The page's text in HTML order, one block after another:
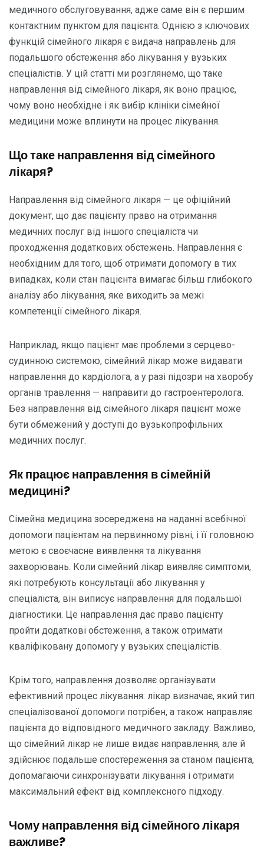
медичного обслуговування, адже саме він є першим
контактним пунктом для пацієнта. Однією з ключових
функцій сімейного лікаря є видача направлень для
подальшого обстеження або лікування у вузьких
спеціалістів. У цій статті ми розглянемо, що таке
направлення від сімейного лікаря, як воно працює,
чому воно необхідне і як вибір клініки сімейної
медицини може вплинути на процес лікування.
Що таке направлення від сімейного
лікаря?
Направлення від сімейного лікаря — це офіційний
документ, що дає пацієнту право на отримання
медичних послуг від іншого спеціаліста чи
проходження додаткових обстежень. Направлення є
необхідним для того, щоб отримати допомогу в тих
випадках, коли стан пацієнта вимагає більш глибокого
аналізу або лікування, яке виходить за межі
компетенції сімейного лікаря.
Наприклад, якщо пацієнт має проблеми з серцево-
судинною системою, сімейний лікар може видавати
направлення до кардіолога, а у разі підозри на хворобу
органів травлення — направити до гастроентеролога.
Без направлення від сімейного лікаря пацієнт може
бути обмежений у доступі до вузькопрофільних
медичних послуг.
Як працює направлення в сімейній
медицині?
Сімейна медицина зосереджена на наданні всебічної
допомоги пацієнтам на первинному рівні, і її головною
метою є своєчасне виявлення та лікування
захворювань. Коли сімейний лікар виявляє симптоми,
які потребують консультації або лікування у
спеціаліста, він виписує направлення для подальшої
діагностики. Це направлення дає право пацієнту
пройти додаткові обстеження, а також отримати
кваліфіковану допомогу у вузьких спеціалістів.
Крім того, направлення дозволяє організувати
ефективний процес лікування: лікар визначає, який тип
спеціалізованої допомоги потрібен, а також направляє
пацієнта до відповідного медичного закладу. Важливо,
що сімейний лікар не лише видає направлення, але й
здійснює подальше спостереження за станом пацієнта,
допомагаючи синхронізувати лікування і отримати
максимальний ефект від комплексного підходу.
Чому направлення від сімейного лікаря
важливе?